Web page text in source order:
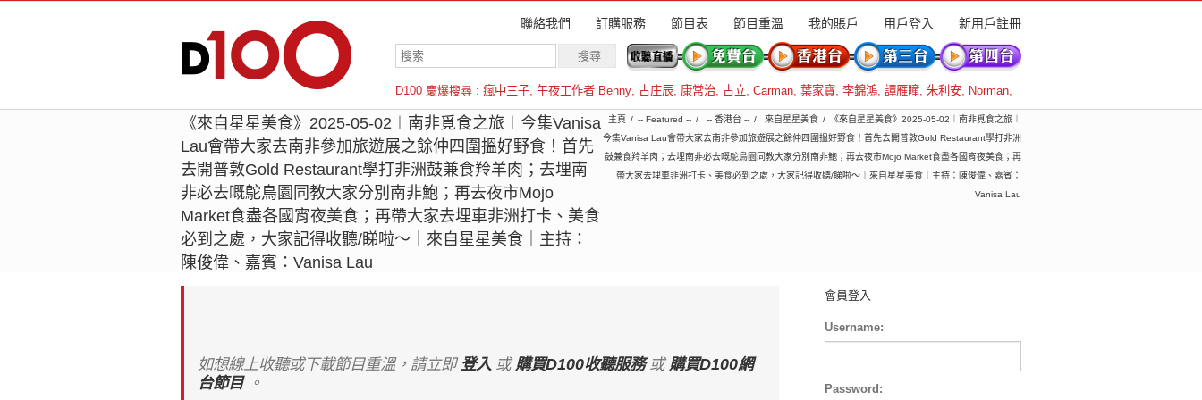
聯絡我們 訂購服務 節目表 節目重溫 我的賬戶 用戶登入 新用戶註冊
D100 慶爆搜尋 : 瘋中三子, 午夜工作者 Benny, 古庄辰, 康常治, 古立, Carman, 葉家寶, 李錦鴻, 譚雁瞳, 朱利安, Norman,
羅倫斯
《來自星星美食》2025-05-02︱南非覓食之旅︱今集Vanisa
Lau會帶大家去南非參加旅遊展之餘仲四圍搵好野食！首先
去開普敦Gold Restaurant學打非洲鼓兼食羚羊肉；去埋南
非必去嘅鴕鳥園同教大家分別南非鮑；再去夜市Mojo
Market食盡各國宵夜美食；再帶大家去埋車非洲打卡、美食
必到之處，大家記得收聽/睇啦～｜來自星星美食｜主持：
陳俊偉、嘉賓：Vanisa Lau
主頁 -- Featured -- -- 香港台 -- 來自星星美食
《來自星星美食》2025-05-02︱南非覓食之旅︱
今集Vanisa Lau會帶大家去南非參加旅遊展之餘仲四圍搵好野食！首先去開普敦Gold Restaurant學打非洲
鼓兼食羚羊肉；去埋南非必去嘅鴕鳥園同教大家分別南非鮑；再去夜市Mojo Market食盡各國宵夜美食；再
帶大家去埋車非洲打卡、美食必到之處，大家記得收聽/睇啦～｜來自星星美食｜主持：陳俊偉、嘉賓：
Vanisa Lau
如想線上收聽或下載節目重溫，請立即登入 或購買D100收聽服務或購買D100網
台節目 。
會員登入
Username:
Password: